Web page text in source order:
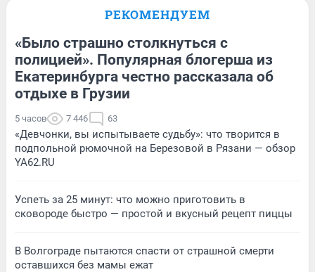
РЕКОМЕНДУЕМ
«Было страшно столкнуться с
полицией». Популярная блогерша из
Екатеринбурга честно рассказала об
отдыхе в Грузии
5 часов 7 446 63
«Девчонки, вы испытываете судьбу»: что творится в
подпольной рюмочной на Березовой в Рязани — обзор
YA62.RU
Успеть за 25 минут: что можно приготовить в
сковороде быстро — простой и вкусный рецепт пиццы
В Волгограде пытаются спасти от страшной смерти
оставшихся без мамы ежат